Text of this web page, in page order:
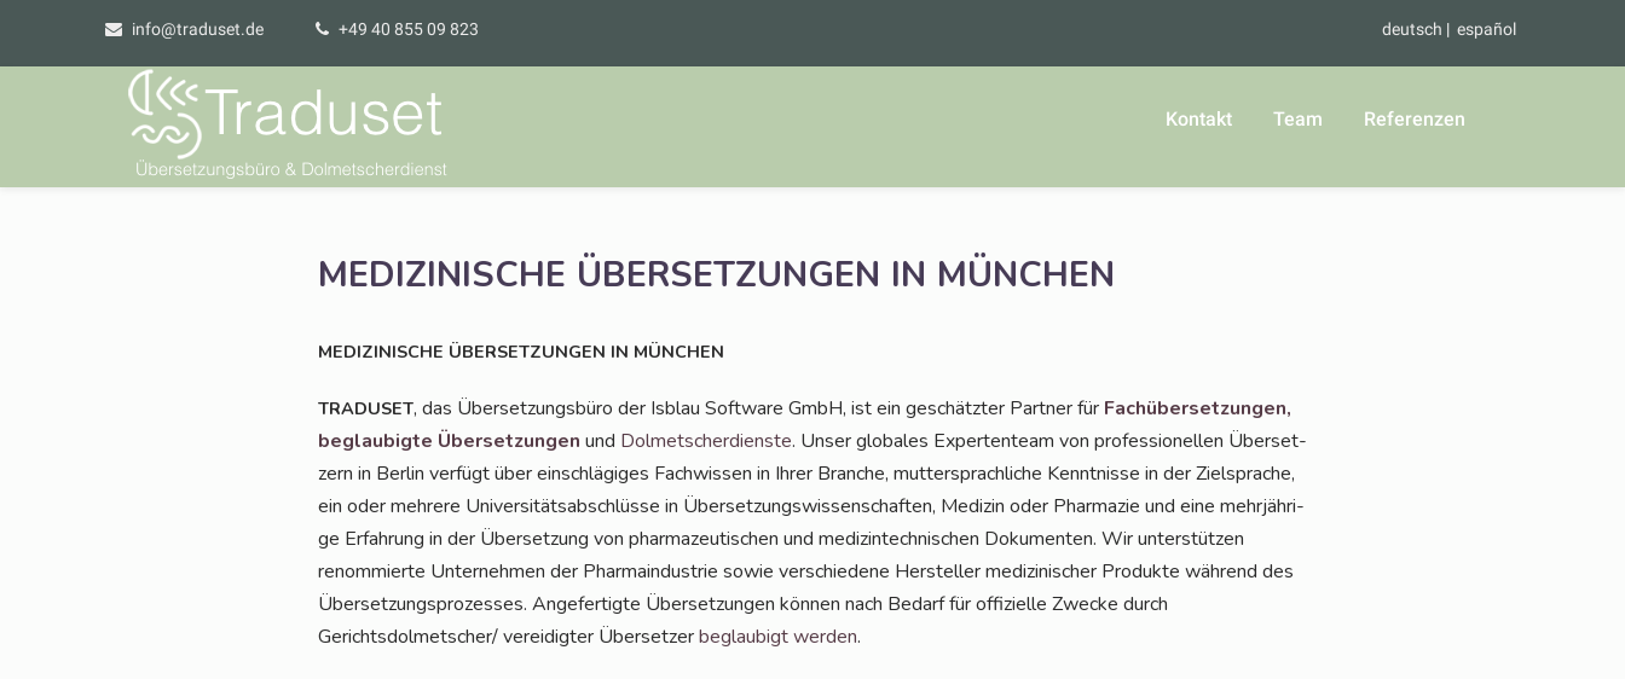
info@traduset.de +49 40 855 09 823 deutsch español
Kontakt Team Referenzen
MEDIZINISCHE ÜBERSETZUNGEN IN MÜNCHEN
MEDIZINISCHE ÜBERSETZUNGEN IN MÜNCHEN
TRADUSET, das Über­set­zungs­bü­ro der Isblau Soft­ware GmbH, ist ein geschätz­ter Part­ner für Fach­über­set­zun­gen,
beglau­big­te Über­set­zun­gen und Dol­met­scher­diens­te. Unser glo­ba­les Exper­ten­team von pro­fes­sio­nel­len Über­set­
zern in Ber­lin ver­fügt über ein­schlä­gi­ges Fach­wis­sen in Ihrer Bran­che, mut­ter­sprach­li­che Kennt­nis­se in der Ziel­spra­che,
ein oder meh­re­re Uni­ver­si­täts­ab­schlüs­se in Über­set­zungs­wis­sen­schaf­ten, Medi­zin oder Phar­ma­zie und eine mehr­jäh­ri­
ge Erfah­rung in der Über­set­zung von phar­ma­zeu­ti­schen und medi­zin­tech­ni­schen Doku­men­ten. Wir unter­stüt­zen
renom­mier­te Unter­neh­men der Phar­ma­in­dus­trie sowie ver­schie­de­ne Her­stel­ler medi­zi­ni­scher Pro­duk­te wäh­rend des
Über­set­zungs­pro­zes­ses. Ange­fer­tig­te Über­set­zun­gen kön­nen nach Bedarf für offi­zi­el­le Zwe­cke durch
Gerichtsdolmetscher/ ver­ei­dig­ter Über­set­zerbeglau­bigt wer­den.